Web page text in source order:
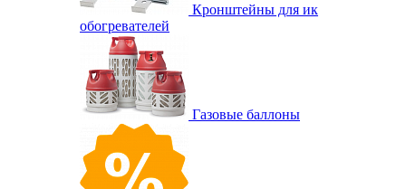
Кронштейны для ик
обогревателей
Газовые баллоны